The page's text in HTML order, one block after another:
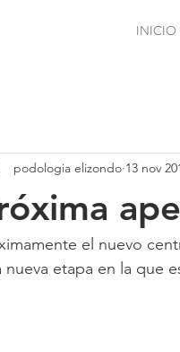
INICIO
podologia elizondo 13 nov
el nuevo
nueva etapa en la que